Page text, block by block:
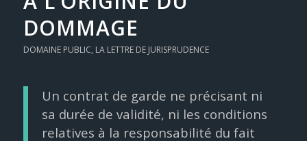
DOMMAGE
DOMAINE PUBLIC, LA LETTRE DE JURISPRUDENCE
Un contrat de garde ne précisant ni
sa durée de validité, ni les conditions
relatives à la responsabilité du fait